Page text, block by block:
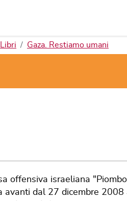
Libri Gaza. Restiamo umani
offensiva israeliana
avanti dal 27 dicembre